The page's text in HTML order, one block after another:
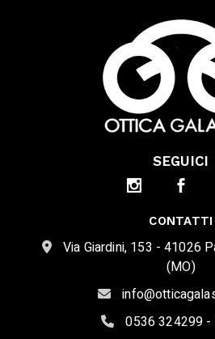
SEGUICI
CONTATTI
Via Giardini, 153 - 41026
(MO)
0536 324299